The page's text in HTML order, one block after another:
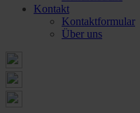
Kontakt
Kontaktformular
Über uns